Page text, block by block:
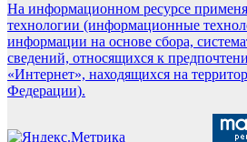
На информационном ресурсе
технологии (информационные
информации на основе сбора,
сведений, относящихся к
«Интернет», находящихся на
Федерации).